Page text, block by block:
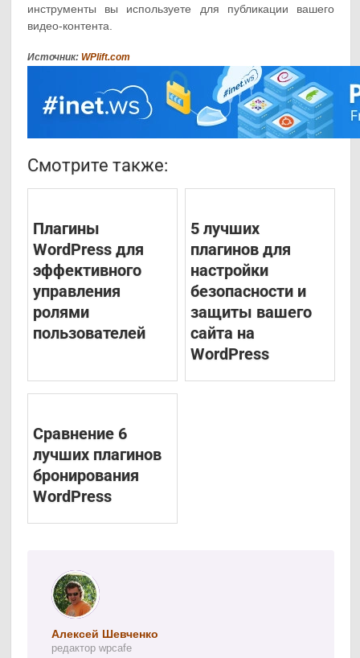
инструменты вы используете для публикации вашего
видео-контента.
Источник:WPlift.com
Смотрите также:
Плагины
WordPress для
эффективного
управления
ролями
пользователей
5 лучших
плагинов для
настройки
безопасности и
защиты вашего
сайта на
WordPress
Сравнение 6
лучших плагинов
бронирования
WordPress
Алексей Шевченко
редактор wpcafe